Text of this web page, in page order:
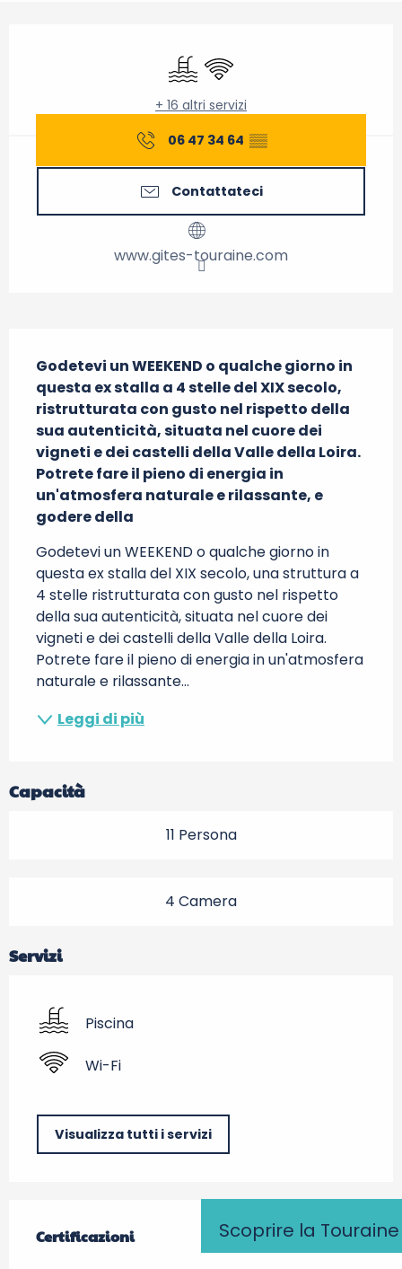
Scoprire la Touraine
PiscinaWi-Fi
+ 16 altri servizi
06 47 34 64 ▒▒
Contattateci
www.gites-touraine.com
Godetevi un WEEKEND o qualche giorno in
questa ex stalla a 4 stelle del XIX secolo,
ristrutturata con gusto nel rispetto della
sua autenticità, situata nel cuore dei
vigneti e dei castelli della Valle della Loira.
Potrete fare il pieno di energia in
un'atmosfera naturale e rilassante, e
godere della
Godetevi un WEEKEND o qualche giorno in
questa ex stalla del XIX secolo, una struttura a
4 stelle ristrutturata con gusto nel rispetto
della sua autenticità, situata nel cuore dei
vigneti e dei castelli della Valle della Loira.
Potrete fare il pieno di energia in un'atmosfera
naturale e rilassante...
Leggi di più
Capacità
11 Persona
4 Camera
Servizi
Piscina
Wi-Fi
Visualizza tutti i servizi
Certificazioni
Certificazioni